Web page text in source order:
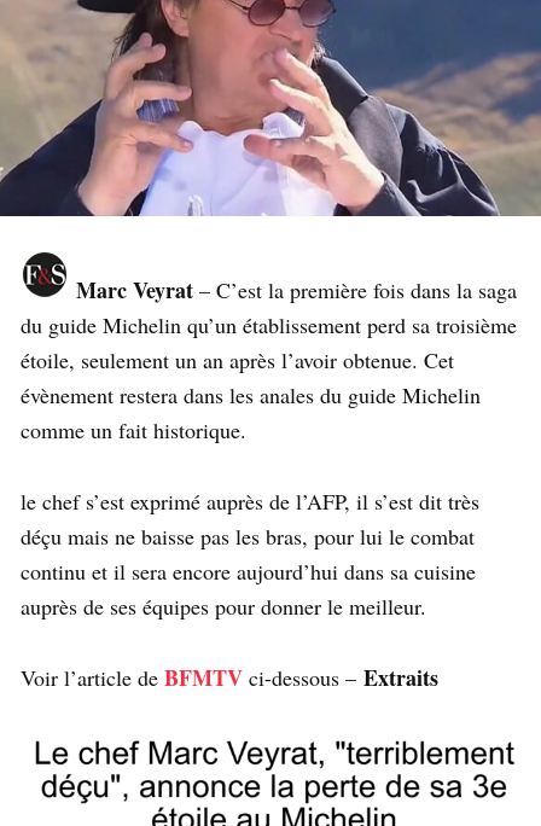
Marc Veyrat – C’est la première fois dans la saga
du guide Michelin qu’un établissement perd sa troisième
étoile, seulement un an après l’avoir obtenue. Cet
évènement restera dans les anales du guide Michelin
comme un fait historique.
le chef s’est exprimé auprès de l’AFP, il s’est dit très
déçu mais ne baisse pas les bras, pour lui le combat
continu et il sera encore aujourd’hui dans sa cuisine
auprès de ses équipes pour donner le meilleur.
Voir l’article de BFMTV ci-dessous – Extraits